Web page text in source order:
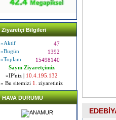
Ziyaretçi Bilgileri
»Aktif
47
»Bugün
1392
»Toplam
15498140
Sayın Ziyaretçimiz
»IP'niz |
10.4.195.132
» Bu sitemizi 1. ziyaretiniz
HAVA DURUMU